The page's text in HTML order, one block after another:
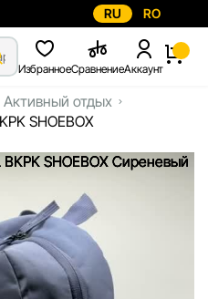
RU RO
ИзбранноеСравнениеАккаунт
Активный отдых
SHOEBOX